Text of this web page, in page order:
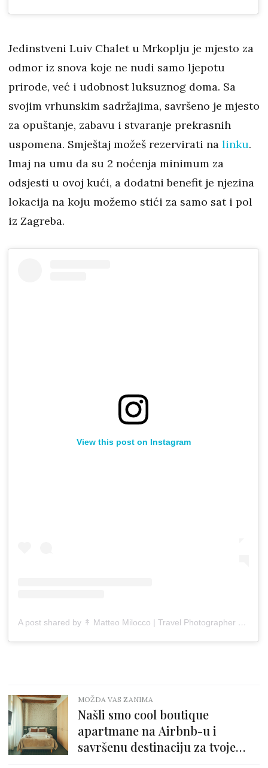
Jedinstveni Luiv Chalet u Mrkoplju je mjesto za
odmor iz snova koje ne nudi samo ljepotu
prirode, već i udobnost luksuznog doma. Sa
svojim vrhunskim sadržajima, savršeno je mjesto
za opuštanje, zabavu i stvaranje prekrasnih
uspomena. Smještaj možeš rezervirati na linku.
Imaj na umu da su 2 noćenja minimum za
odsjesti u ovoj kući, a dodatni benefit je njezina
lokacija na koju možemo stići za samo sat i pol
iz Zagreba.
View this post on Instagram
A post shared by ↟ Matteo Milocco | Travel Photographer (@matteo.milocco)
MOŽDA VAS ZANIMA
Našli smo cool boutique
apartmane na Airbnb-u i
savršenu destinaciju za tvoje